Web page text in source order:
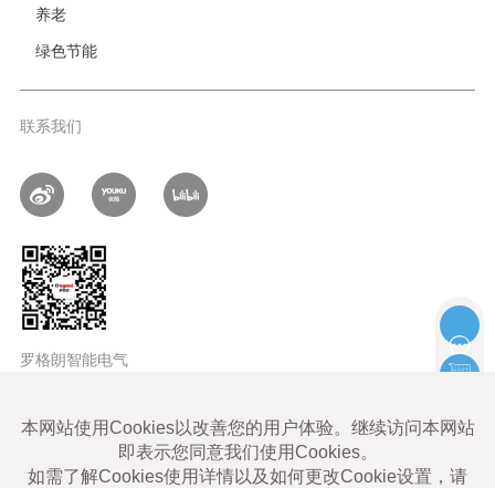
养老
绿色节能
联系我们
罗格朗智能电气
LEGRAND ALL rights reserved |Legrand Cybersecurity
使用条款 Legrand Eliot使用条款 数据隐私政策 网站地图